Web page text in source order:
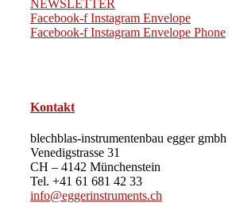
NEWSLETTER
Facebook-f Instagram Envelope
Facebook-f Instagram Envelope Phone
Kontakt
blechblas-instrumentenbau egger gmbh
Venedigstrasse 31
CH – 4142 Münchenstein
Tel. +41 61 681 42 33
info@eggerinstruments.ch